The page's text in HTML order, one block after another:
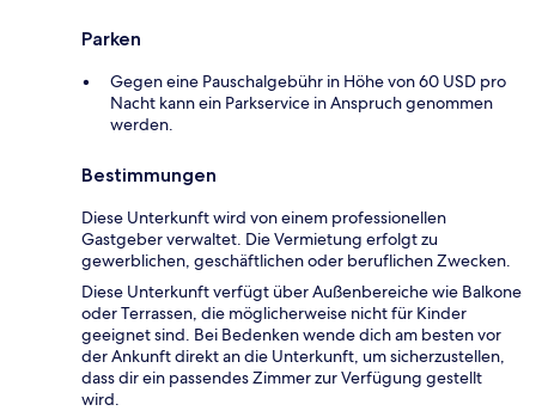
Parken
Gegen eine Pauschalgebühr in Höhe von 60 USD pro
Nacht kann ein Parkservice in Anspruch genommen
werden.
Bestimmungen
Diese Unterkunft wird von einem professionellen
Gastgeber verwaltet. Die Vermietung erfolgt zu
gewerblichen, geschäftlichen oder beruflichen Zwecken.
Diese Unterkunft verfügt über Außenbereiche wie Balkone
oder Terrassen, die möglicherweise nicht für Kinder
geeignet sind. Bei Bedenken wende dich am besten vor
der Ankunft direkt an die Unterkunft, um sicherzustellen,
dass dir ein passendes Zimmer zur Verfügung gestellt
wird.